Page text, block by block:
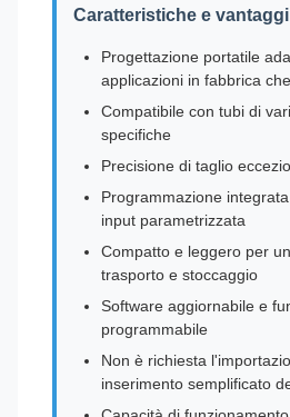
Caratteristiche e
Progettazione portatile
applicazioni in fabbrica
Compatibile con tubi di
specifiche
Precisione di taglio
Programmazione
input parametrizzata
Compatto e leggero per
trasporto e stoccaggio
Software aggiornabile e
programmabile
Non è richiesta
inserimento semplificato